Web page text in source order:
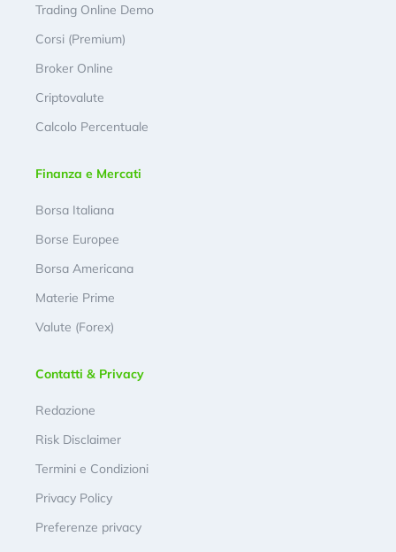
Trading Online Demo
Corsi (Premium)
Broker Online
Criptovalute
Calcolo Percentuale
Finanza e Mercati
Borsa Italiana
Borse Europee
Borsa Americana
Materie Prime
Valute (Forex)
Contatti & Privacy
Redazione
Risk Disclaimer
Termini e Condizioni
Privacy Policy
Preferenze privacy